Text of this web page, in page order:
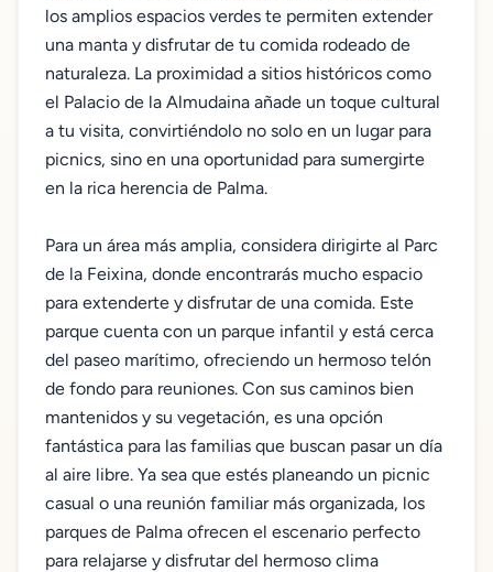
los amplios espacios verdes te permiten extender
una manta y disfrutar de tu comida rodeado de
naturaleza. La proximidad a sitios históricos como
el Palacio de la Almudaina añade un toque cultural
a tu visita, convirtiéndolo no solo en un lugar para
picnics, sino en una oportunidad para sumergirte
en la rica herencia de Palma.
Para un área más amplia, considera dirigirte al Parc
de la Feixina, donde encontrarás mucho espacio
para extenderte y disfrutar de una comida. Este
parque cuenta con un parque infantil y está cerca
del paseo marítimo, ofreciendo un hermoso telón
de fondo para reuniones. Con sus caminos bien
mantenidos y su vegetación, es una opción
fantástica para las familias que buscan pasar un día
al aire libre. Ya sea que estés planeando un picnic
casual o una reunión familiar más organizada, los
parques de Palma ofrecen el escenario perfecto
para relajarse y disfrutar del hermoso clima